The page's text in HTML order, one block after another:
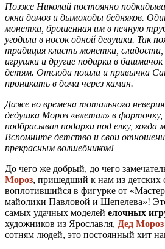
Позже Николай постоянно
окна домов и дымоходы бедняков.
монетка, брошенная им в печную
угодила в носок одной девушки. Так
традиция класть монетки, сладости,
игрушки и другие подарки в башмачок
детям. Отсюда пошла и привычка
проникать в дома через камин.
Даже во времена тотального
дедушка Мороз «влетал» в форточку,
подбрасывал подарки под елку, когда
Вспомните детство и свои
прекрасным волшебником!
До чего же добрый, до чего
Мороз, пришедший к нам из детских
воплотившийся в фигурке от
майолики Павловой и Шепелева»!
самых удачных моделей елочных
художников из Ярославля, Дед Мороз
сотням людей, это постоянный хит